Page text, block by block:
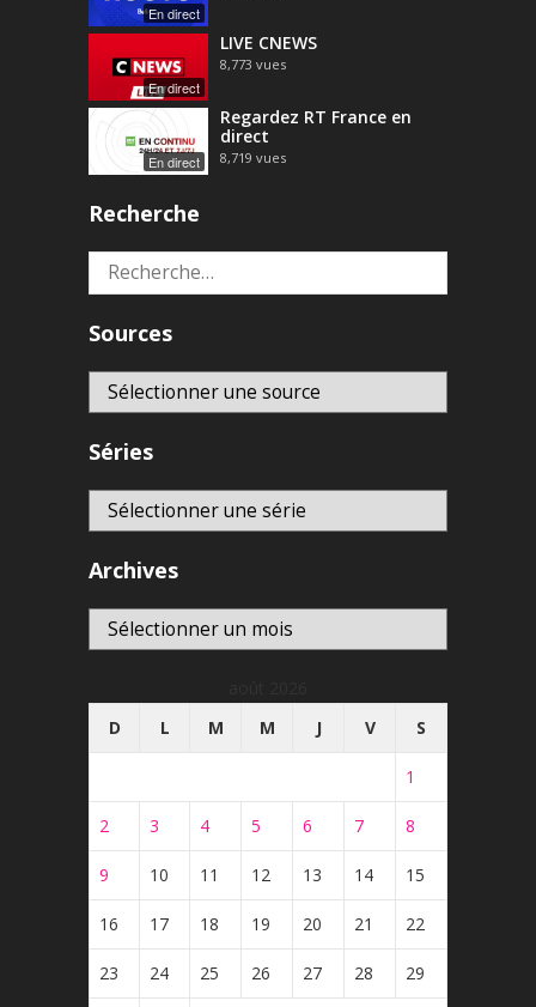
En direct
En direct
LIVE CNEWS
8,773 vues
En direct
Regardez RT France en
direct
8,719 vues
Recherche
Rechercher :
Sources
Séries
Archives
Archives
D
L M M J V S
1
2 3 4 5 6 7 8
9 10 11 12 13 14 15
16 17 18 19 20 21 22
23 24 25 26 27 28 29